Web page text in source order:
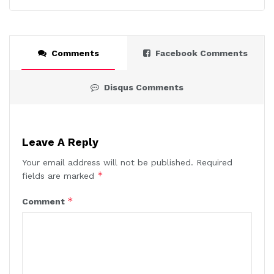
Comments Facebook Comments
Disqus Comments
Leave A Reply
Your email address will not be published. Required
fields are marked *
Comment *